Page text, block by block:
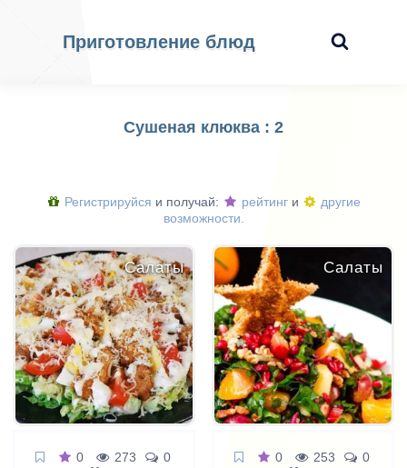
Приготовление блюд
Сушеная клюква : 2
Регистрируйся и получай: рейтинг и
другие
возможности.
Салаты
0 273 0
Салаты
0 253 0